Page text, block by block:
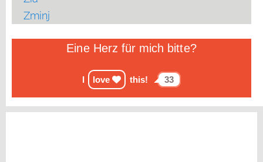
Zminj
Eine Herz für mich bitte?
I love this! 33